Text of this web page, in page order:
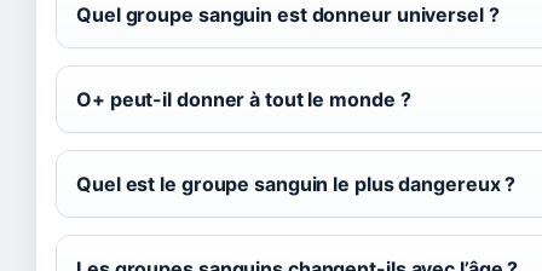
Quel groupe sanguin est donneur universel ?
O+ peut-il donner à tout le monde ?
Quel est le groupe sanguin le plus dangereux ?